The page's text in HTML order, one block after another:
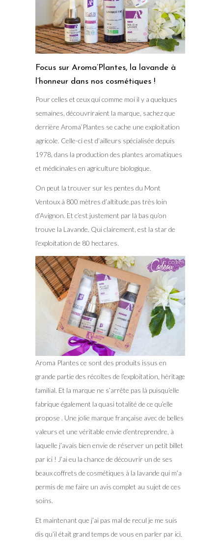
Focus sur Aroma’Plantes, la lavande à
l’honneur dans nos cosmétiques !
Pour celles et ceux qui comme moi il y a quelques
semaines, découvriraient la marque, sachez que
derrière Aroma’Plantes se cache une exploitation
agricole. Celle-ci est d’ailleurs spécialisée depuis
1978, dans la production des plantes aromatiques
et médicinales en agriculture biologique.
On peut la trouver sur les pentes du Mont
Ventoux à 800 mètres d’altitude.pas très loin
d’Avignon. Et c’est justement par là bas qu’on
trouve la Lavande. Qui clairement, est la star de
l’exploitation de 80 hectares.
Aroma Plantes ce sont des produits issus en
grande partie des récoltes de l’exploitation, héritage
familial. Et la marque ne s’arrête pas là puisqu’elle
fabrique également la quasi totalité de ce qu’elle
propose . Une jolie marque française avec de belles
valeurs et une véritable envie d’entreprendre, à
laquelle j’avais bien envie de réserver un petit billet
par ici ! J’ai eu la chance de découvrir un de ses
beaux coffrets de cosmétiques à la lavande qui m’a
permis de me faire un avis complet au sujet de ces
soins.
Et maintenant que j’ai pas mal de recul je me suis
dis qu’il était grand temps de vous en parler par ici.